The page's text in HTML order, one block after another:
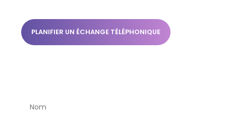
PLANIFIER UN ÉCHANGE TÉLÉPHONIQUE